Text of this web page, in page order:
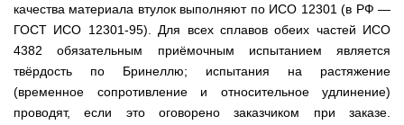
качества материала втулок выполняют по ИСО 12301 (в РФ —
ГОСТ ИСО 12301-95). Для всех сплавов обеих частей ИСО
4382 обязательным приёмочным испытанием является
твёрдость по Бринеллю; испытания на растяжение
(временное сопротивление и относительное удлинение)
проводят, если это оговорено заказчиком при заказе.